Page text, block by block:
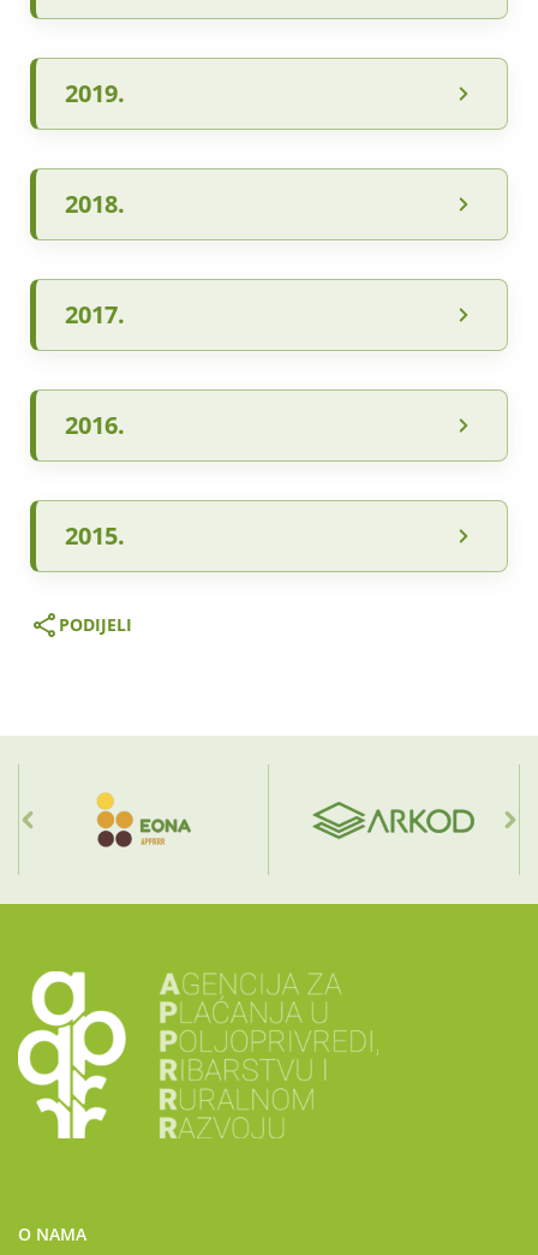
2019.
2018.
2017.
2016.
2015.
PODIJELI
O NAMA